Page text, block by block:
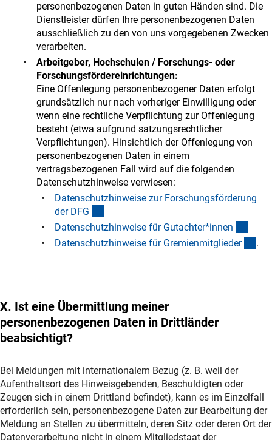
personenbezogenen Daten in guten Händen sind. Die
Dienstleister dürfen Ihre personenbezogenen Daten
ausschließlich zu den von uns vorgegebenen Zwecken
verarbeiten.
Arbeitgeber, Hochschulen / Forschungs- oder
Forschungsfördereinrichtungen:
Eine Offenlegung personenbezogener Daten erfolgt
grundsätzlich nur nach vorheriger Einwilligung oder
wenn eine rechtliche Verpflichtung zur Offenlegung
besteht (etwa aufgrund satzungsrechtlicher
Verpflichtungen). Hinsichtlich der Offenlegung von
personenbezogenen Daten in einem
vertragsbezogenen Fall wird auf die folgenden
Datenschutzhinweise verwiesen:
Datenschutzhinweise zur Forschungsförderung
der DFG
Datenschutzhinweise für Gutachter*innen
Datenschutzhinweise für Gremienmitglieder .
X. Ist eine Übermittlung meiner
personenbezogenen Daten in Drittländer
beabsichtigt?
Bei Meldungen mit internationalem Bezug (z. B. weil der
Aufenthaltsort des Hinweisgebenden, Beschuldigten oder
Zeugen sich in einem Drittland befindet), kann es im Einzelfall
erforderlich sein, personenbezogene Daten zur Bearbeitung der
Meldung an Stellen zu übermitteln, deren Sitz oder deren Ort der
Datenverarbeitung nicht in einem Mitgliedstaat der